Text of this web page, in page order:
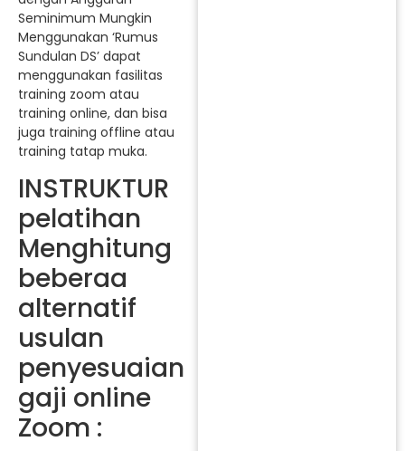
Seminimum Mungkin
Menggunakan ‘Rumus
Sundulan DS’ dapat
menggunakan fasilitas
training zoom atau
training online, dan bisa
juga training offline atau
training tatap muka.
INSTRUKTUR
pelatihan
Menghitung
beberaa
alternatif
usulan
penyesuaian
gaji online
Zoom :